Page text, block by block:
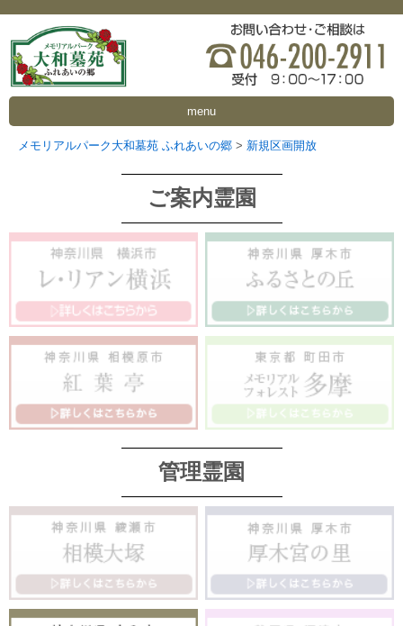
menu
メモリアルパーク大和墓苑 ふれあいの郷 > 新規区画開放
ご案内霊園
管理霊園